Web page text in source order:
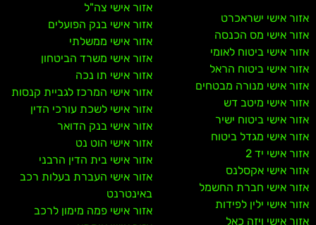
אזור אישי ישראכרט
אזור אישי מס הכנסה
אזור אישי ביטוח לאומי
אזור אישי ביטוח הראל
אזור אישי מנורה מבטחים
אזור אישי מיטב דש
אזור אישי ביטוח ישיר
אזור אישי מגדל ביטוח
אזור אישי יד 2
אזור אישי אקסלנס
אזור אישי חברת החשמל
אזור אישי ילין לפידות
אזור אישי ויזה כאל
אזור אישי צה"ל
אזור אישי בנק הפועלים
אזור אישי ממשלתי
אזור אישי משרד הביטחון
אזור אישי תו נכה
אזור אישי המרכז לגביית קנסות
אזור אישי לשכת עורכי הדין
אזור אישי בנק הדואר
אזור אישי הוט נט
אזור אישי בית הדין הרבני
אזור אישי העברת בעלות רכב
באינטרנט
אזור אישי פמה מימון לרכב